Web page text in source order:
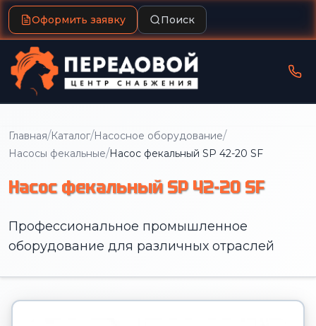
Оформить заявку Поиск
Главная/Каталог/Насосное оборудование/
Насосы фекальные/Насос фекальный SP 42-20 SF
Насос фекальный SP 42-20 SF
Профессиональное промышленное
оборудование для различных отраслей